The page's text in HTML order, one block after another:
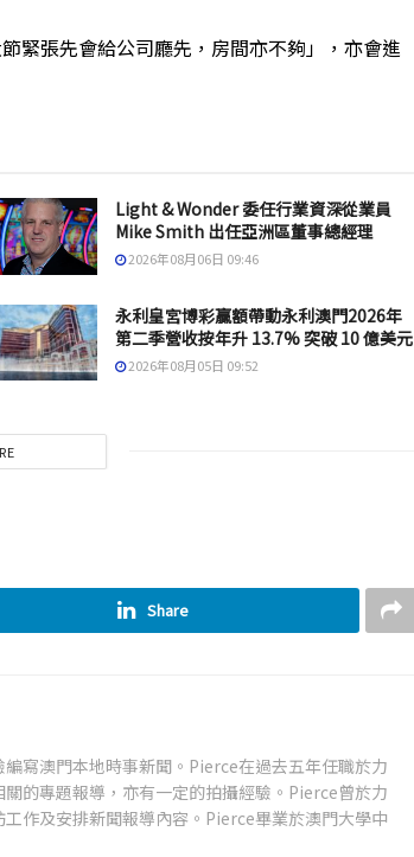
緊張先會給公司廳先，房間亦不夠」，亦會進
Light & Wonder 委任行業資深從業員
Mike Smith 出任亞洲區董事總經理
2026年08月06日 09:46
永利皇宮博彩贏額帶動永利澳門2026年
第二季營收按年升 13.7% 突破 10 億美元
2026年08月05日 09:52
Share
寫澳門本地時事新聞。Pierce在過去五年任職於力
的專題報導，亦有一定的拍攝經驗。Pierce曾於力
作及安排新聞報導內容。Pierce畢業於澳門大學中